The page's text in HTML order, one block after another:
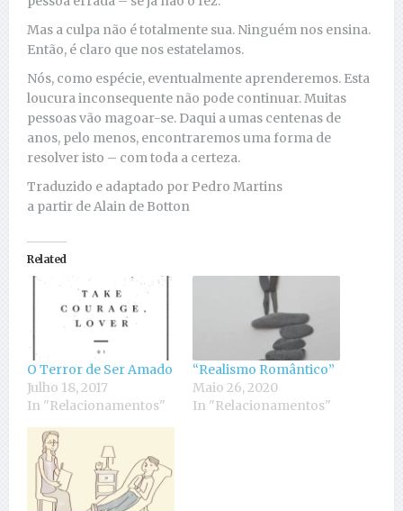
Mas a culpa não é totalmente sua. Ninguém nos ensina.
Então, é claro que nos estatelamos.
Nós, como espécie, eventualmente aprenderemos. Esta
loucura inconsequente não pode continuar. Muitas
pessoas vão magoar-se. Daqui a umas centenas de
anos, pelo menos, encontraremos uma forma de
resolver isto – com toda a certeza.
Traduzido e adaptado por Pedro Martins
a partir de Alain de Botton
Related
O Terror de Ser Amado
Julho 18, 2017
In "Relacionamentos"
“Realismo Romântico”
Maio 26, 2020
In "Relacionamentos"